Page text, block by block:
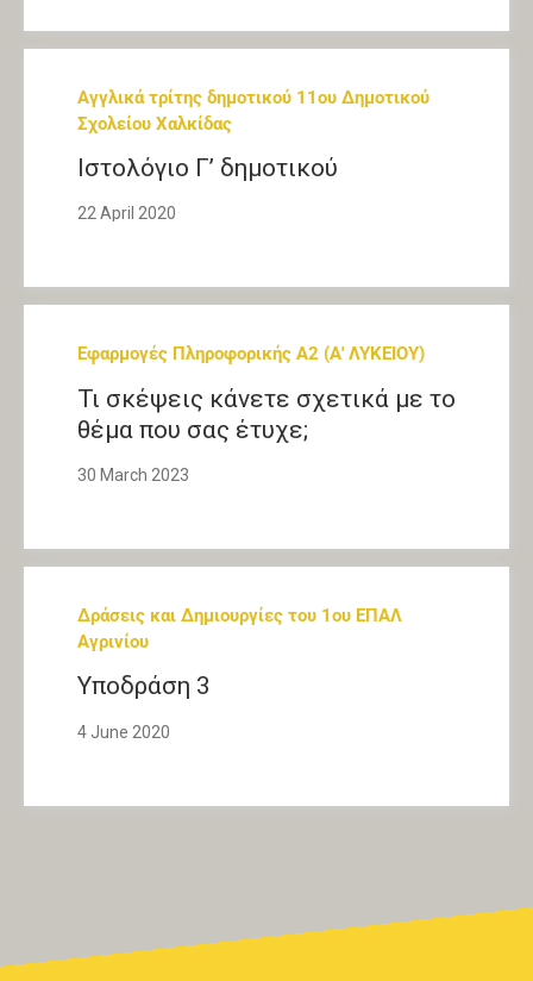
Αγγλικά τρίτης δημοτικού 11ου Δημοτικού
Σχολείου Χαλκίδας
Ιστολόγιο Γ’ δημοτικού
22 April 2020
Εφαρμογές Πληροφορικής Α2 (Α' ΛΥΚΕΙΟΥ)
Τι σκέψεις κάνετε σχετικά με το
θέμα που σας έτυχε;
30 March 2023
Δράσεις και Δημιουργίες του 1ου ΕΠΑΛ
Αγρινίου
Υποδράση 3
4 June 2020